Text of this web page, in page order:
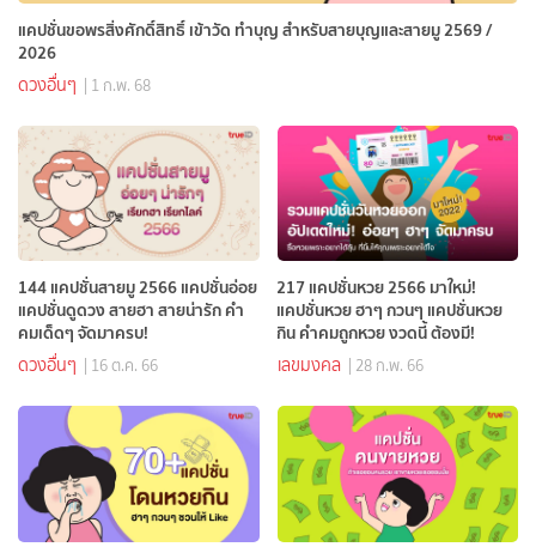
แคปชั่นขอพรสิ่งศักดิ์สิทธิ์ เข้าวัด ทำบุญ สำหรับสายบุญและสายมู 2569 /
2026
ดวงอื่นๆ | 1 ก.พ. 68
144 แคปชั่นสายมู 2566 แคปชั่นอ่อย
แคปชั่นดูดวง สายฮา สายน่ารัก คำ
คมเด็ดๆ จัดมาครบ!
ดวงอื่นๆ | 16 ต.ค. 66
217 แคปชั่นหวย 2566 มาใหม่!
แคปชั่นหวย ฮาๆ กวนๆ แคปชั่นหวย
กิน คำคมถูกหวย งวดนี้ ต้องมี!
เลขมงคล | 28 ก.พ. 66